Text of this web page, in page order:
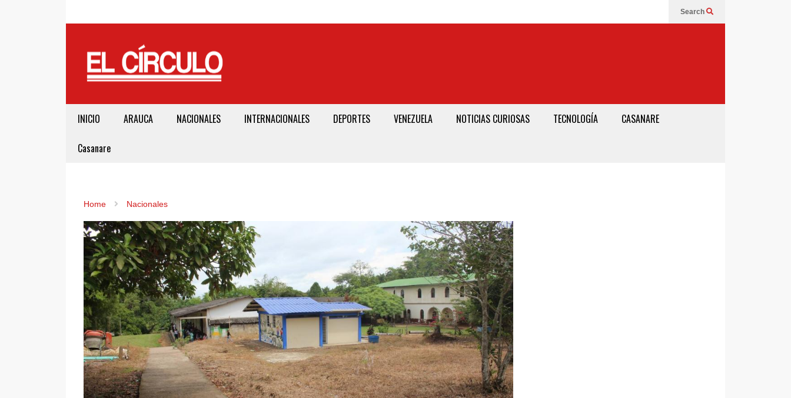
Search
INICIO ARAUCA NACIONALES INTERNACIONALES DEPORTES VENEZUELA NOTICIAS CURIOSAS TECNOLOGÍA CASANARE
Casanare
Home Nacionales